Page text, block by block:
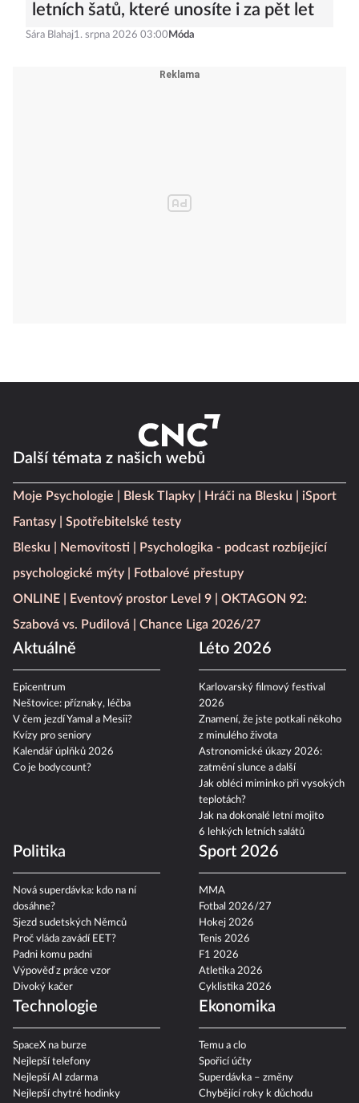
letních šatů, které unosíte i za pět let
Sára Blahaj1. srpna 2026 03:00 Móda
Další témata z našich webů
Moje Psychologie Blesk Tlapky Hráči na Blesku
iSport
Fantasy
Spotřebitelské testy
Blesku
Nemovitosti
Psychologika - podcast rozbíjející
psychologické mýty
Fotbalové přestupy
ONLINE
Eventový prostor Level 9
OKTAGON 92:
Szabová vs. Pudilová
Chance Liga 2026/27
Aktuálně
Epicentrum
Neštovice: příznaky, léčba
V čem jezdí Yamal a Mesii?
Kvízy pro seniory
Kalendář úplňků 2026
Co je bodycount?
Léto 2026
Karlovarský filmový festival
2026
Znamení, že jste potkali někoho
z minulého života
Astronomické úkazy 2026:
zatmění slunce a další
Jak obléci miminko při vysokých
teplotách?
Jak na dokonalé letní mojito
6 lehkých letních salátů
Politika
Nová superdávka: kdo na ní
dosáhne?
Sjezd sudetských Němců
Proč vláda zavádí EET?
Padni komu padni
Výpověď z práce vzor
Divoký kačer
Sport 2026
MMA
Fotbal 2026/27
Hokej 2026
Tenis 2026
F1 2026
Atletika 2026
Cyklistika 2026
Technologie
SpaceX na burze
Nejlepší telefony
Nejlepší AI zdarma
Nejlepší chytré hodinky
Ekonomika
Temu a clo
Spořicí účty
Superdávka – změny
Chybějící roky k důchodu